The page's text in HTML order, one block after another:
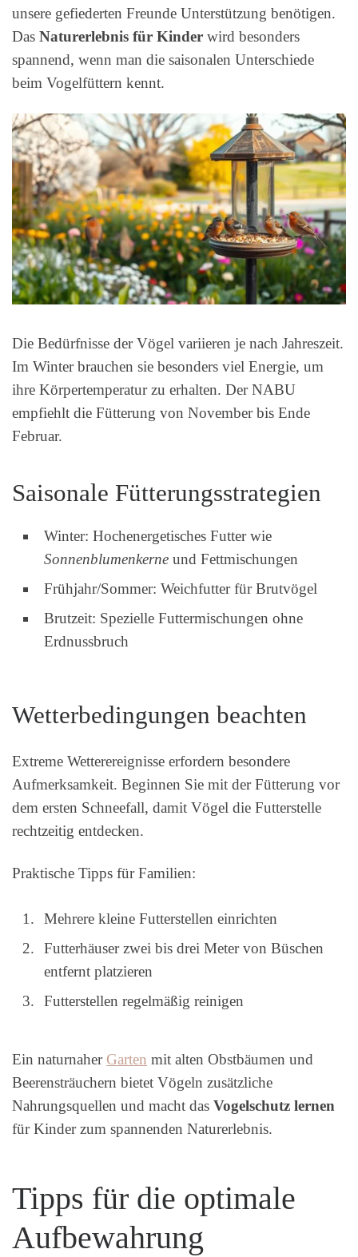
unsere gefiederten Freunde Unterstützung benötigen.
Das Naturerlebnis für Kinder wird besonders
spannend, wenn man die saisonalen Unterschiede
beim Vogelfüttern kennt.
Die Bedürfnisse der Vögel variieren je nach Jahreszeit.
Im Winter brauchen sie besonders viel Energie, um
ihre Körpertemperatur zu erhalten. Der NABU
empfiehlt die Fütterung von November bis Ende
Februar.
Saisonale Fütterungsstrategien
Winter: Hochenergetisches Futter wie
Sonnenblumenkerne und Fettmischungen
Frühjahr/Sommer: Weichfutter für Brutvögel
Brutzeit: Spezielle Futtermischungen ohne
Erdnussbruch
Wetterbedingungen beachten
Extreme Wetterereignisse erfordern besondere
Aufmerksamkeit. Beginnen Sie mit der Fütterung vor
dem ersten Schneefall, damit Vögel die Futterstelle
rechtzeitig entdecken.
Praktische Tipps für Familien:
Mehrere kleine Futterstellen einrichten
Futterhäuser zwei bis drei Meter von Büschen
entfernt platzieren
Futterstellen regelmäßig reinigen
Ein naturnaher Garten mit alten Obstbäumen und
Beerensträuchern bietet Vögeln zusätzliche
Nahrungsquellen und macht das Vogelschutz lernen
für Kinder zum spannenden Naturerlebnis.
Tipps für die optimale
Aufbewahrung